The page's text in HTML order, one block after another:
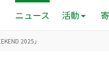
ニュース 活動
2025」